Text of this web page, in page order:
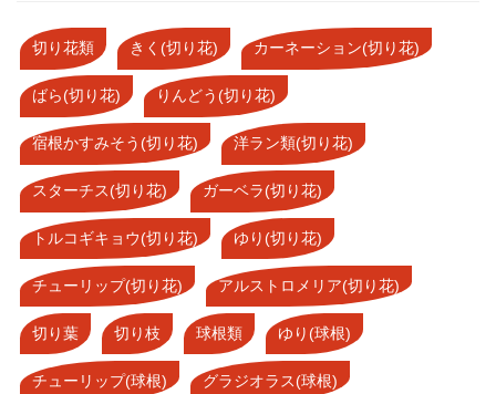
切り花類 きく(切り花) カーネーション(切り花)
ばら(切り花) りんどう(切り花)
宿根かすみそう(切り花) 洋ラン類(切り花)
スターチス(切り花) ガーベラ(切り花)
トルコギキョウ(切り花) ゆり(切り花)
チューリップ(切り花) アルストロメリア(切り花)
切り葉 切り枝 球根類 ゆり(球根)
チューリップ(球根) グラジオラス(球根)